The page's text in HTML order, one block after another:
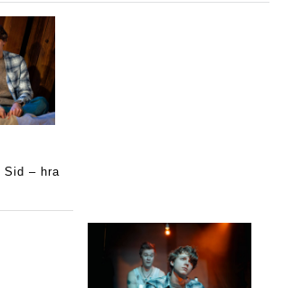
Sid – hra